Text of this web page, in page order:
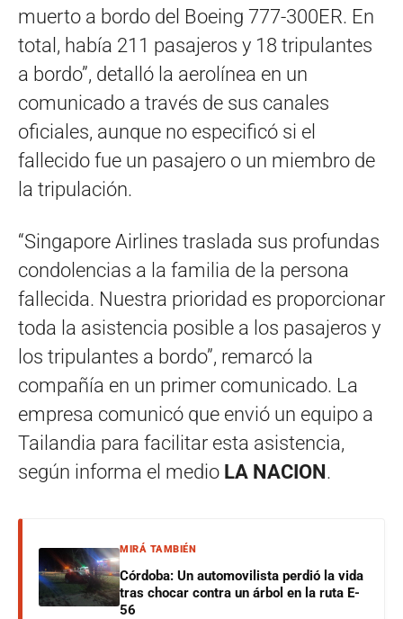
muerto a bordo del Boeing 777-300ER. En
total, había 211 pasajeros y 18 tripulantes
a bordo”, detalló la aerolínea en un
comunicado a través de sus canales
oficiales, aunque no especificó si el
fallecido fue un pasajero o un miembro de
la tripulación.
“Singapore Airlines traslada sus profundas
condolencias a la familia de la persona
fallecida. Nuestra prioridad es proporcionar
toda la asistencia posible a los pasajeros y
los tripulantes a bordo”, remarcó la
compañía en un primer comunicado. La
empresa comunicó que envió un equipo a
Tailandia para facilitar esta asistencia,
según informa el medio LA NACION.
MIRÁ TAMBIÉN
Córdoba: Un automovilista perdió la vida
tras chocar contra un árbol en la ruta E-
56